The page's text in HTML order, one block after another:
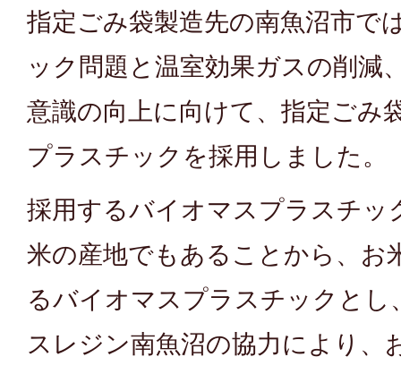
指定ごみ袋製造先の南魚沼市で
ック問題と温室効果ガスの削減
意識の向上に向けて、指定ごみ
プラスチックを採用しました。
採用するバイオマスプラスチッ
米の産地でもあることから、お
るバイオマスプラスチックとし
スレジン南魚沼の協力により、